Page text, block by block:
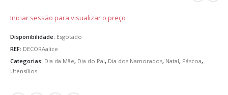
Iniciar sessão para visualizar o preço
Disponibilidade: Esgotado
REF: DECORAalice
Categorias: Dia da Mãe, Dia do Pai, Dia dos Namorados, Natal, Páscoa,
Utensílios